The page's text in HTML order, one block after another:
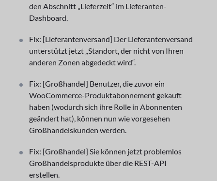
den Abschnitt „Lieferzeit“ im Lieferanten-
Dashboard.
Fix: [Lieferantenversand] Der Lieferantenversand
unterstützt jetzt „Standort, der nicht von Ihren
anderen Zonen abgedeckt wird“.
Fix: [Großhandel] Benutzer, die zuvor ein
WooCommerce-Produktabonnement gekauft
haben (wodurch sich ihre Rolle in Abonnenten
geändert hat), können nun wie vorgesehen
Großhandelskunden werden.
Fix: [Großhandel] Sie können jetzt problemlos
Großhandelsprodukte über die REST-API
erstellen.